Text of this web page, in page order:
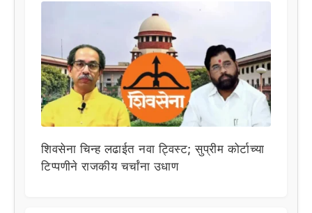
शिवसेना चिन्ह लढाईत नवा ट्विस्ट; सुप्रीम कोर्टाच्या
टिप्पणीने राजकीय चर्चांना उधाण